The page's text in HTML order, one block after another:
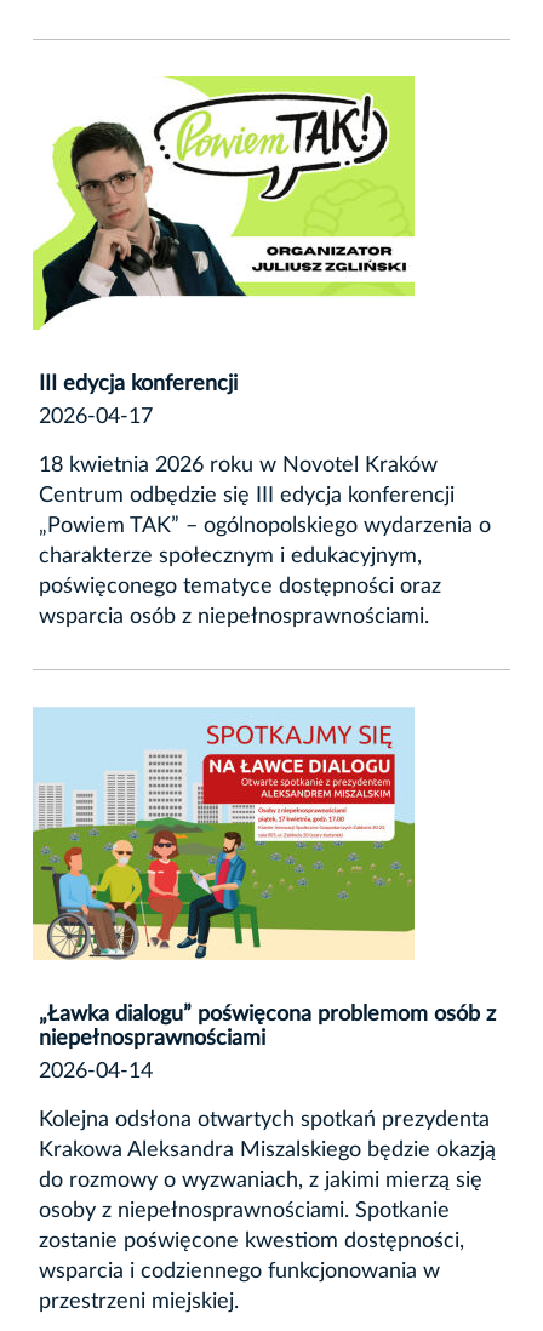
III edycja konferencji
2026-04-17
18 kwietnia 2026 roku w Novotel Kraków
Centrum odbędzie się III edycja konferencji
„Powiem TAK” – ogólnopolskiego wydarzenia o
charakterze społecznym i edukacyjnym,
poświęconego tematyce dostępności oraz
wsparcia osób z niepełnosprawnościami.
„Ławka dialogu” poświęcona problemom osób z
niepełnosprawnościami
2026-04-14
Kolejna odsłona otwartych spotkań prezydenta
Krakowa Aleksandra Miszalskiego będzie okazją
do rozmowy o wyzwaniach, z jakimi mierzą się
osoby z niepełnosprawnościami. Spotkanie
zostanie poświęcone kwestiom dostępności,
wsparcia i codziennego funkcjonowania w
przestrzeni miejskiej.